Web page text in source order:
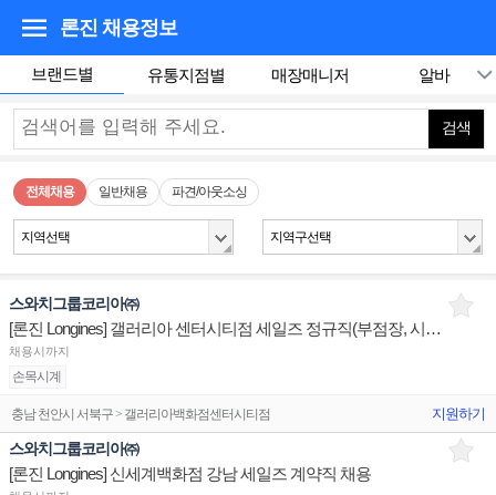
론진 채용정보
브랜드별 유통지점별 매장매니저 알바
검색
전체채용 일반채용 파견/아웃소싱
지역선택 지역구선택
스와치그룹코리아㈜
[론진 Longines] 갤러리아 센터시티점 세일즈 정규직(부점장, 시니어) 채용
채용시까지
손목시계
충남 천안시 서북구 > 갤러리아백화점센터시티점 지원하기
스와치그룹코리아㈜
[론진 Longines] 신세계백화점 강남 세일즈 계약직 채용